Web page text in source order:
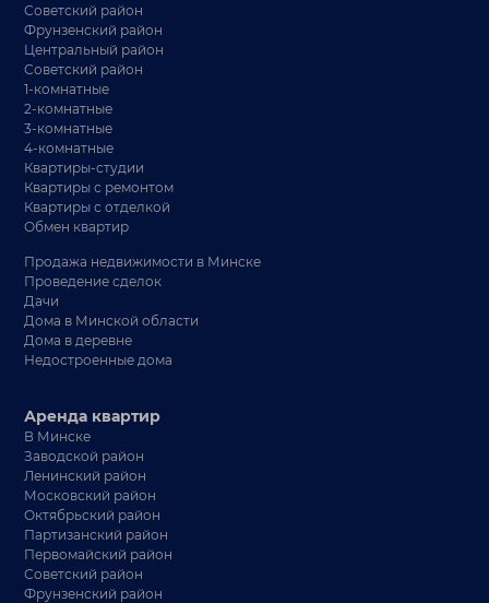
Советский район
Фрунзенский район
Центральный район
Советский район
1-комнатные
2-комнатные
3-комнатные
4-комнатные
Квартиры-студии
Квартиры с ремонтом
Квартиры с отделкой
Обмен квартир
Продажа недвижимости в Минске
Проведение сделок
Дачи
Дома в Минской области
Дома в деревне
Недостроенные дома
Аренда квартир
В Минске
Заводской район
Ленинский район
Московский район
Октябрьский район
Партизанский район
Первомайский район
Советский район
Фрунзенский район